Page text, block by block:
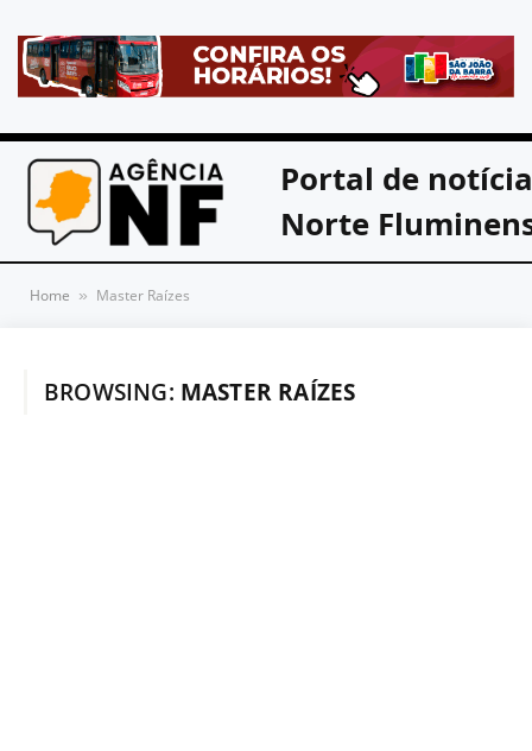
Portal de
Norte
Home » Master Raízes
BROWSING: MASTER RAÍZES